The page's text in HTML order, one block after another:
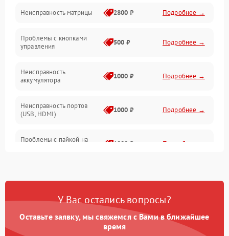
Управление
Механические повреждения
Неисправность матрицы 2800 ₽ Подробнее →
Проблемы с кнопками
управления
500 ₽ Подробнее →
Неисправность
аккумулятора
1000 ₽ Подробнее →
Неисправность портов
(USB, HDMI)
1000 ₽ Подробнее →
Проблемы с пайкой на
1000 ₽ Подробнее →
процессора
Повреждение внутренних
проводов
500 ₽
У Вас остались вопросы?
Оставьте заявку, мы свяжемся с Вами в ближайшее
время